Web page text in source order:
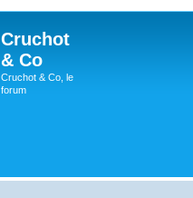
Cruchot
& Co
Cruchot & Co, le
forum